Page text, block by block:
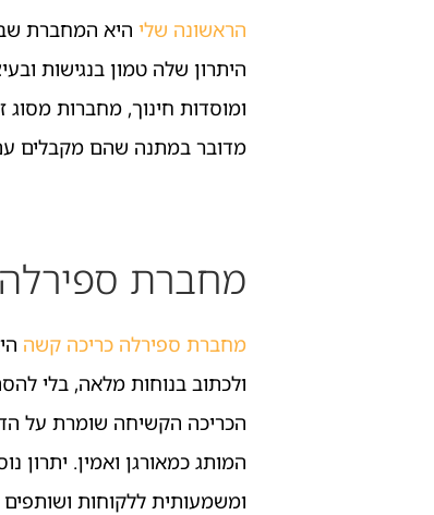
הראשונה שלי היא המחברת
היתרון שלה טמון בנגישות
ומוסדות חינוך, מחברות מסוג
מדובר במתנה שהם מקבלים עם
מחברת
מחברת ספירלה כריכה קשה
ולכתוב בנוחות מלאה, בלי
הכריכה הקשיחה שומרת על
המותג כמאורגן ואמין. יתרון
ומשמעותית ללקוחות